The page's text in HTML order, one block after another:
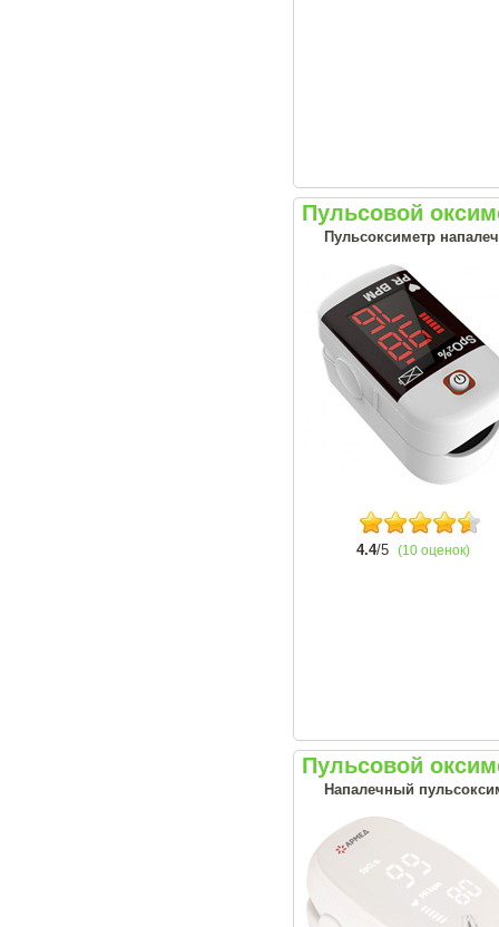
Пульсовой
Пульсоксиметр
4.4/5 (10 оценок)
Пульсовой
Напалечный